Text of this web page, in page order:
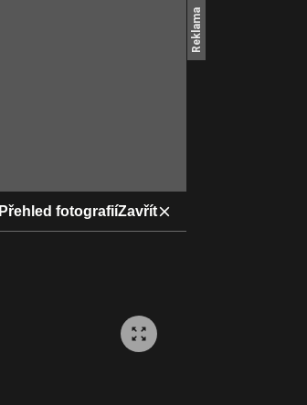
Přehled fotografiíZavřít